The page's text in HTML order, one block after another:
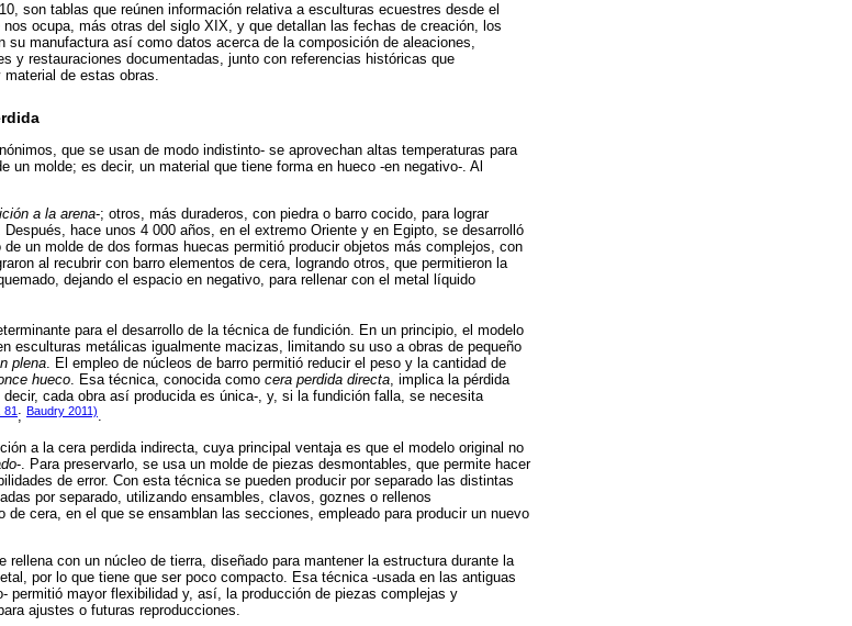
son tablas que reúnen información relativa a esculturas ecuestres desde el
ocupa, más otras del siglo XIX, y que detallan las fechas de creación, los
manufactura así como datos acerca de la composición de aleaciones,
y restauraciones documentadas, junto con referencias históricas que
de estas obras.
que se usan de modo indistinto- se aprovechan altas temperaturas para
un molde; es decir, un material que tiene forma en hueco -en negativo-. Al
a la arena-; otros, más duraderos, con piedra o barro cocido, para lograr
hace unos 4 000 años, en el extremo Oriente y en Egipto, se desarrolló
un molde de dos formas huecas permitió producir objetos más complejos, con
al recubrir con barro elementos de cera, logrando otros, que permitieron la
dejando el espacio en negativo, para rellenar con el metal líquido
para el desarrollo de la técnica de fundición. En un principio, el modelo
esculturas metálicas igualmente macizas, limitando su uso a obras de pequeño
plena. El empleo de núcleos de barro permitió reducir el peso y la cantidad de
hueco. Esa técnica, conocida como cera perdida directa, implica la pérdida
cada obra así producida es única-, y, si la fundición falla, se necesita
; Baudry 2011).
a la cera perdida indirecta, cuya principal ventaja es que el modelo original no
-. Para preservarlo, se usa un molde de piezas desmontables, que permite hacer
de error. Con esta técnica se pueden producir por separado las distintas
por separado, utilizando ensambles, clavos, goznes o rellenos
de cera, en el que se ensamblan las secciones, empleado para producir un nuevo
rellena con un núcleo de tierra, diseñado para mantener la estructura durante la
por lo que tiene que ser poco compacto. Esa técnica -usada en las antiguas
permitió mayor flexibilidad y, así, la producción de piezas complejas y
ajustes o futuras reproducciones.